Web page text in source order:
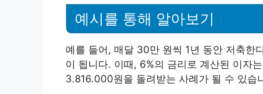
예시를 통해 알아보기
예를 들어, 매달 30만 원씩 1년 동안 저축
이 됩니다. 이때, 6%의 금리로 계산된 이자
3.816.000원을 돌려받는 사례가 될 수 있습